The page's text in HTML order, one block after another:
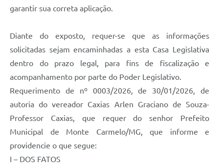
garantir sua correta aplicação.
Diante do exposto, requer-se que as informações
solicitadas sejam encaminhadas a esta Casa Legislativa
dentro do prazo legal, para fins de fiscalização e
acompanhamento por parte do Poder Legislativo.
Requerimento de nº 0003/2026, de 30/01/2026, de
autoria do vereador Caxias Arlen Graciano de Souza-
Professor Caxias, que requer do senhor Prefeito
Municipal de Monte Carmelo/MG, que informe e
providencie o que segue:
I – DOS FATOS